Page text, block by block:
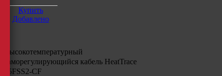
Купить
Добавлено
Высокотемпературный
саморегулирующийся кабель HeatTrace
15FSS2-CF